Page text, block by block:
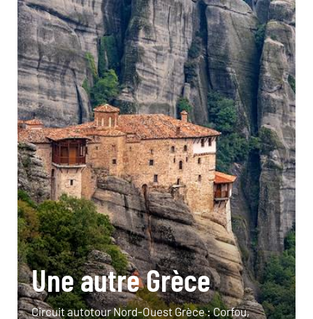
Une autre Grèce
Circuit autotour Nord-Ouest Grèce : Corfou,